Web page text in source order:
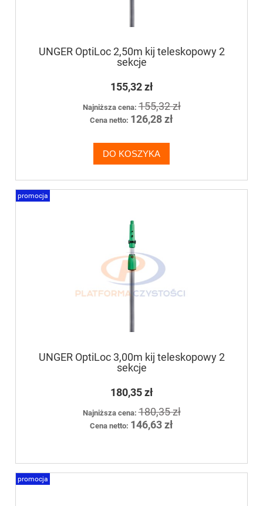
UNGER OptiLoc 2,50m kij teleskopowy 2
sekcje
155,32 zł
Najniższa cena:155,32 zł
Cena netto: 126,28 zł
DO KOSZYKA
UNGER OptiLoc 3,00m kij teleskopowy 2
sekcje
180,35 zł
Najniższa cena:180,35 zł
Cena netto: 146,63 zł
promocja
promocja